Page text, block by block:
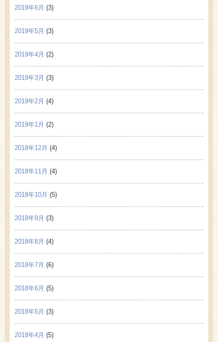
2019年6月 (3)
2019年5月 (3)
2019年4月 (2)
2019年3月 (3)
2019年2月 (4)
2019年1月 (2)
2018年12月 (4)
2018年11月 (4)
2018年10月 (5)
2018年9月 (3)
2018年8月 (4)
2018年7月 (6)
2018年6月 (5)
2018年5月 (3)
2018年4月 (5)